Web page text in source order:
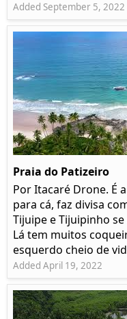
Added September 5, 2022
Praia do Patizeiro
Por Itacaré Drone. É
para cá, faz divisa
Tijuipe e Tijuipinho
Lá tem muitos
esquerdo cheio de
Added April 19, 2022